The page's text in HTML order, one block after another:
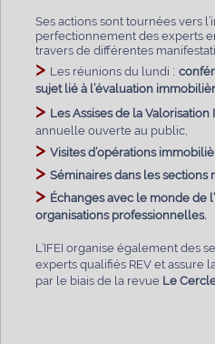
Ses actions sont tournées vers
perfectionnement des experts
travers de différentes
> Les réunions du lundi :
sujet lié à l’évaluation
> Les Assises de la
annuelle ouverte au public,
> Visites d’opérations
> Séminaires dans les sections
> Échanges avec le monde de
organisations professionnelles.
L’IFEI organise également des
experts qualifiés REV et assure
par le biais de la revue Le